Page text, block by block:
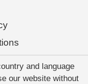
and language
our website without